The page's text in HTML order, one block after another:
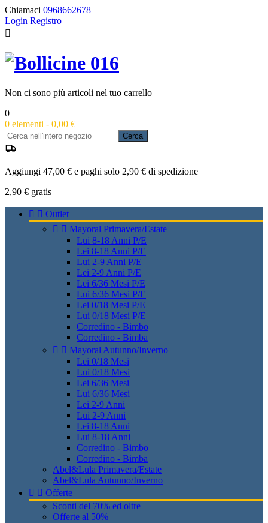
Chiamaci 0968662678
Login Registro

Non ci sono più articoli nel tuo carrello
0
0 elementi - 0,00 €
Cerca
Aggiungi 47,00 € e paghi solo 2,90 € di spedizione
2,90 € gratis
  Outlet
  Mayoral Primavera/Estate
Lui 8-18 Anni P/E
Lei 8-18 Anni P/E
Lui 2-9 Anni P/E
Lei 2-9 Anni P/E
Lei 6/36 Mesi P/E
Lui 6/36 Mesi P/E
Lei 0/18 Mesi P/E
Lui 0/18 Mesi P/E
Corredino - Bimbo
Corredino - Bimba
  Mayoral Autunno/Inverno
Lei 0/18 Mesi
Lui 0/18 Mesi
Lei 6/36 Mesi
Lui 6/36 Mesi
Lei 2-9 Anni
Lui 2-9 Anni
Lei 8-18 Anni
Lui 8-18 Anni
Corredino - Bimbo
Corredino - Bimba
Abel&Lula Primavera/Estate
Abel&Lula Autunno/Inverno
  Offerte
Sconti del 70% ed oltre
Offerte al 50%